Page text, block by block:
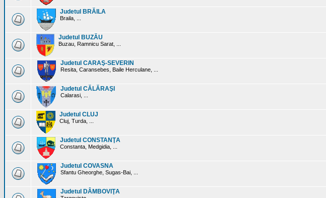
Judetul BRĂILA
Braila, ...
Judetul BUZĂU
Buzau, Ramnicu Sarat, ...
Judetul CARAŞ-SEVERIN
Resita, Caransebes, Baile Herculane, ...
Judetul CĂLĂRAŞI
Calarasi, ...
Judetul CLUJ
Cluj, Turda, ...
Judetul CONSTANŢA
Constanta, Medgidia, ...
Judetul COVASNA
Sfantu Gheorghe, Sugas-Bai, ...
Judetul DÂMBOVIŢA